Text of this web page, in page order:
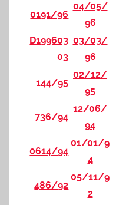
0191/96
04/05/
96
D199603
03
03/03/
96
144/95
02/12/
95
736/94
12/06/
94
0614/94
01/01/9
4
486/92
05/11/9
2